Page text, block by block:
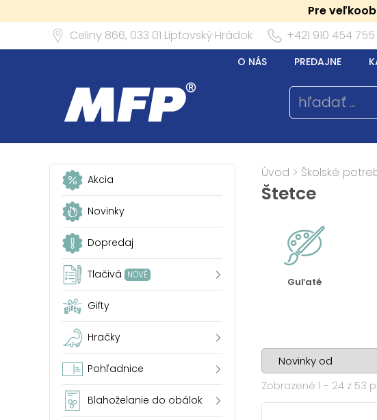
Pre
Celiny 866, 033 01 Liptovský Hrádok +421 910 454 755
O NÁS PREDAJNE
Akcia
Novinky
Dopredaj
Tlačivá NOVÉ
Gifty
Hračky
Pohľadnice
Blahoželanie do obálok
Úvod > Školské
Štetce
Guľaté
Zobrazené 1 - 24 z 53